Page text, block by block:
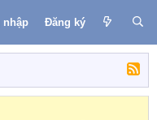
nhập Đăng ký